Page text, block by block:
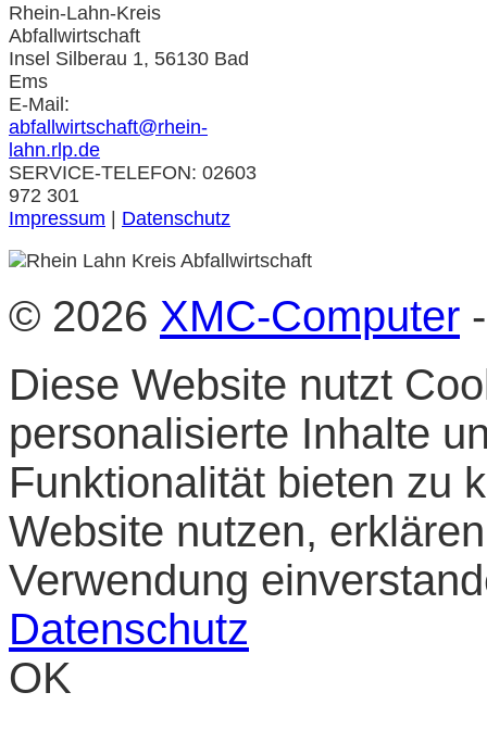
Rhein-Lahn-Kreis
Abfallwirtschaft
Insel Silberau 1, 56130 Bad
Ems
E-Mail:
abfallwirtschaft@rhein-
lahn.rlp.de
SERVICE-TELEFON: 02603
972 301
Impressum | Datenschutz
© 2026 XMC-Computer
Diese Website nutzt
personalisierte Inhalte
Funktionalität bieten zu
Website nutzen,
Verwendung
Datenschutz
OK